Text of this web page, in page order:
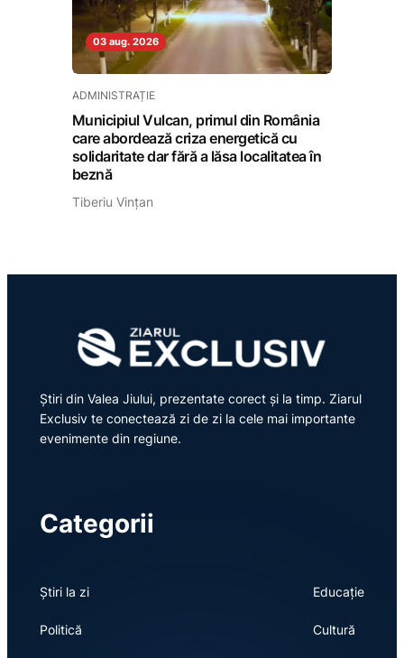
03 aug. 2026
ADMINISTRAȚIE
Municipiul Vulcan, primul din România
care abordează criza energetică cu
solidaritate dar fără a lăsa localitatea în
beznă
Tiberiu Vințan
Știri din Valea Jiului, prezentate corect și la timp. Ziarul
Exclusiv te conectează zi de zi la cele mai importante
evenimente din regiune.
Categorii
Știri la zi
Politică
Educație
Cultură